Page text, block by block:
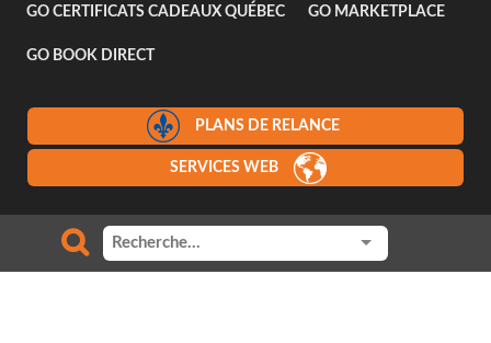
GO CERTIFICATS CADEAUX QUÉBEC GO MARKETPLACE
GO BOOK DIRECT
PLANS DE RELANCE
SERVICES WEB